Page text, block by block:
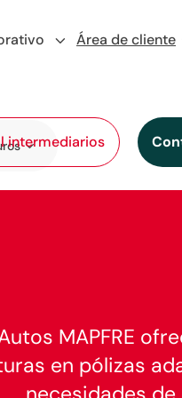
Área de cliente
intermediarios
MAPFRE
en pólizas